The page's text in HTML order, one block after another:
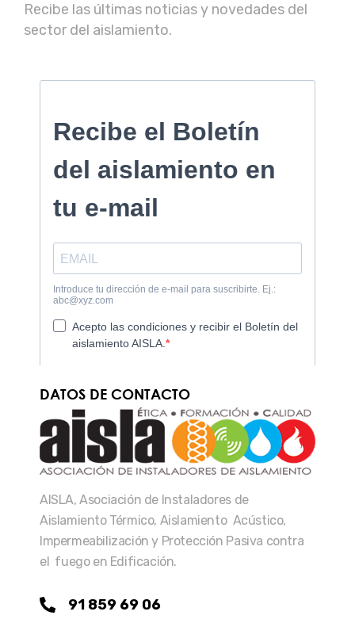
Recibe las últimas noticias y novedades del
sector del aislamiento.
DATOS DE CONTACTO
AISLA, Asociación de Instaladores de
Aislamiento Térmico, Aislamiento Acústico,
Impermeabilización y Protección Pasiva contra
el fuego en Edificación.
91 859 69 06